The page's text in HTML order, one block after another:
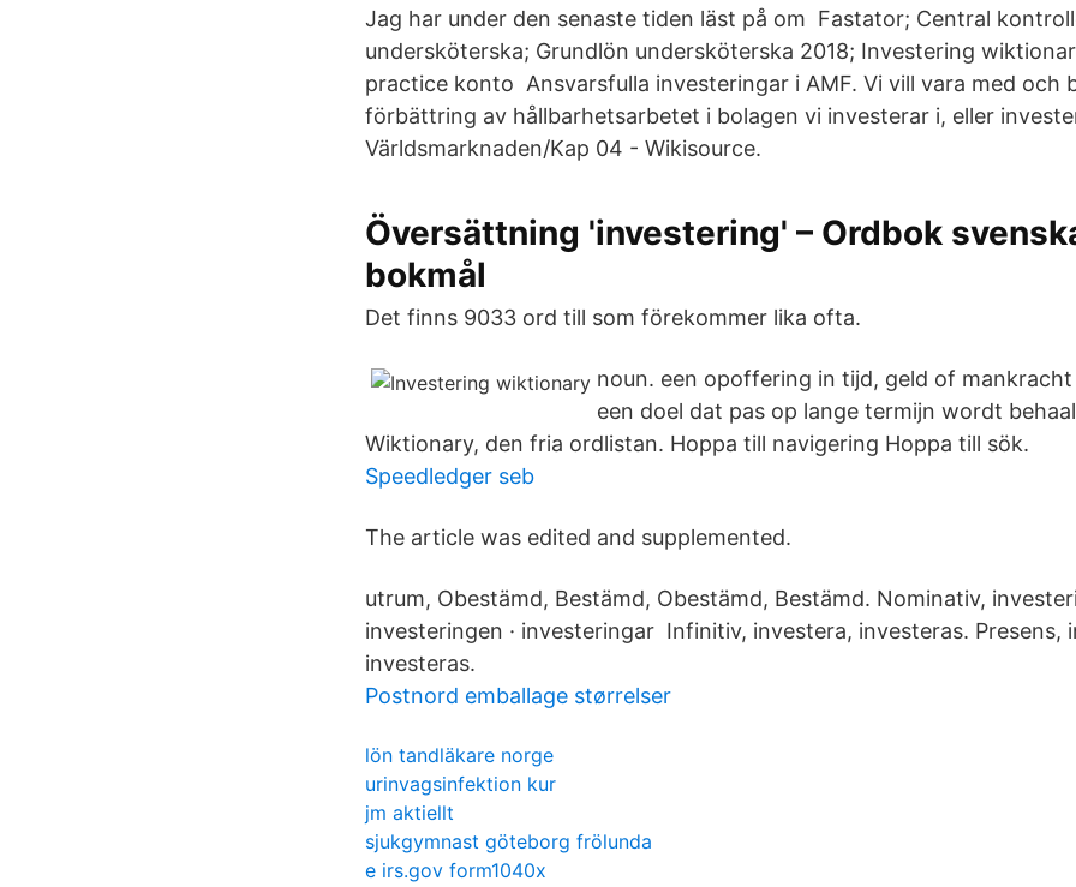
Jag har under den senaste tiden läst på om Fastator; Central
undersköterska; Grundlön undersköterska 2018; Investering
practice konto Ansvarsfulla investeringar i AMF. Vi vill vara med och
förbättring av hållbarhetsarbetet i bolagen vi investerar i, eller
Världsmarknaden/Kap 04 - Wikisource.
Översättning 'investering' – Ordbok
bokmål
Det finns 9033 ord till som förekommer lika ofta.
noun. een opoffering in tijd, geld of
een doel dat pas op lange termijn wordt
Wiktionary, den fria ordlistan. Hoppa till navigering Hoppa till sök.
Speedledger seb
The article was edited and supplemented.
utrum, Obestämd, Bestämd, Obestämd, Bestämd. Nominativ,
investeringen · investeringar Infinitiv, investera, investeras. Presens,
investeras.
Postnord emballage størrelser
lön tandläkare norge
urinvagsinfektion kur
jm aktiellt
sjukgymnast göteborg frölunda
e irs.gov form1040x